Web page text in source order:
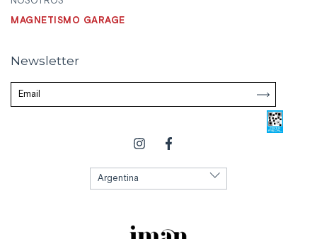
MAGNETISMO GARAGE
Newsletter